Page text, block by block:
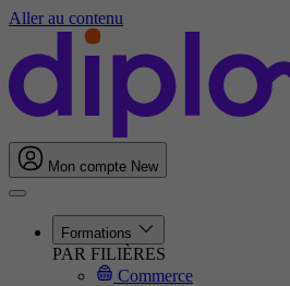
Aller au contenu
Mon compte New
Formations
PAR FILIÈRES
Commerce